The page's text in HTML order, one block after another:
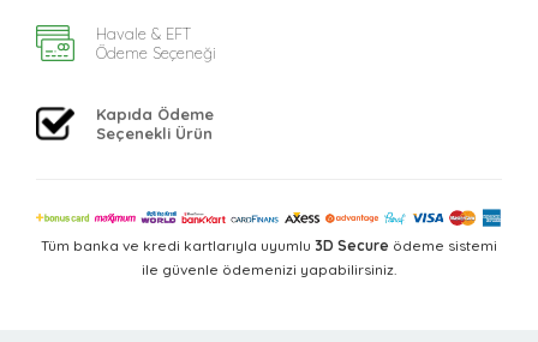
Havale & EFT
Ödeme Seçeneği
Kapıda Ödeme
Seçenekli Ürün
Tüm banka ve kredi kartlarıyla uyumlu 3D Secure ödeme sistemi
ile güvenle ödemenizi yapabilirsiniz.